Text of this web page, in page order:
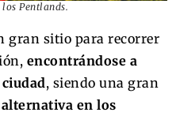
Pentlands.
gran sitio para recorrer
encontrándose a
, siendo una gran
alternativa en los